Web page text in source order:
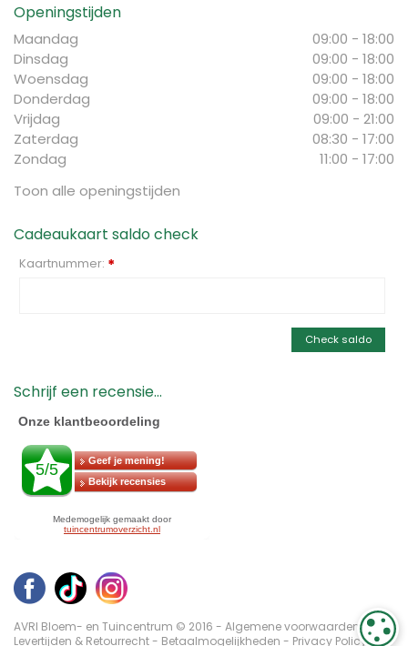
Openingstijden
Maandag
09:00 - 18:00
Dinsdag
09:00 - 18:00
Woensdag
09:00 - 18:00
Donderdag
09:00 - 18:00
Vrijdag
09:00 - 21:00
Zaterdag
08:30 - 17:00
Zondag
11:00 - 17:00
Toon alle openingstijden
Cadeaukaart saldo check
Kaartnummer: *
Check saldo
Schrijf een recensie...
AVRI Bloem- en Tuincentrum © 2016 - Algemene voorwaarden-
Levertijden & Retourrecht- Betaalmogelijkheden - Privacy Policy